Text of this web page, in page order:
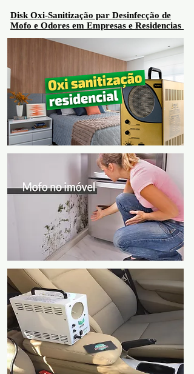
Disk Oxi-Sanitização par Desinfecção de
Mofo e Odores em Empresas e Residencias